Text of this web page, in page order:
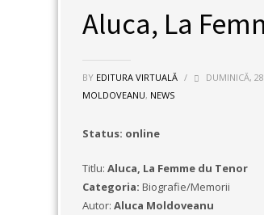
Aluca, La
BY EDITURA VIRTUALĂ / DUMINICĂ,
MOLDOVEANU, NEWS
Status: online
Titlu: Aluca, La Femme du Tenor
Categoria: Biografie/Memorii
Autor: Aluca Moldoveanu